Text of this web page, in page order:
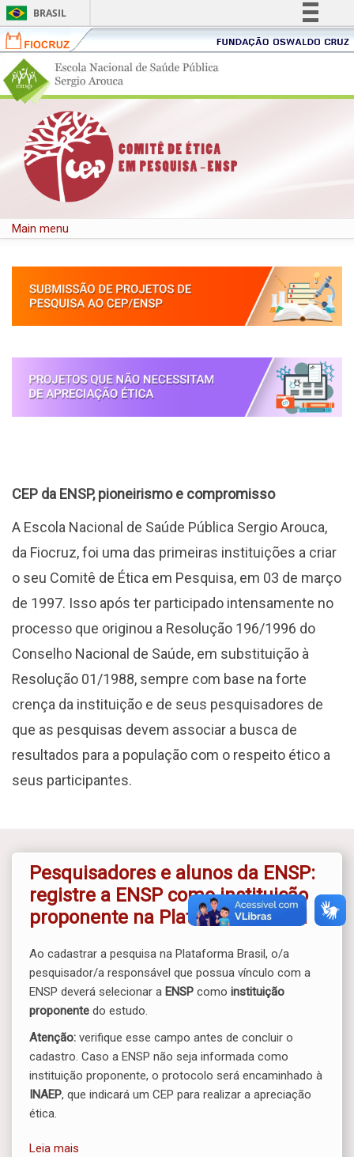
BRASIL
Simplifique!
Fiocruz
Fundação
Oswaldo
Cruz
Portal
ENSP
-
Nacional
Saúde
Arouca
Pular para o conteúdo principal
Main menu
CEP da ENSP, pioneirismo e compromisso
A Escola Nacional de Saúde Pública Sergio Arouca,
da Fiocruz, foi uma das primeiras instituições a criar
o seu Comitê de Ética em Pesquisa, em 03 de março
de 1997. Isso após ter participado intensamente no
processo que originou a Resolução 196/1996 do
Conselho Nacional de Saúde, em substituição à
Resolução 01/1988, sempre com base na forte
crença da instituição e de seus pesquisadores de
que as pesquisas devem associar a busca de
resultados para a população com o respeito ético a
seus participantes.
Pesquisadores e alunos da ENSP:
registre a ENSP como instituição
proponente na Plataforma Brasil
Ao cadastrar a pesquisa na Plataforma Brasil, o/a
pesquisador/a responsável que possua vínculo com a
ENSP deverá selecionar a ENSP como instituição
proponente do estudo.
Atenção: verifique esse campo antes de concluir o
cadastro. Caso a ENSP não seja informada como
instituição proponente, o protocolo será encaminhado à
INAEP, que indicará um CEP para realizar a apreciação
ética.
Leia mais